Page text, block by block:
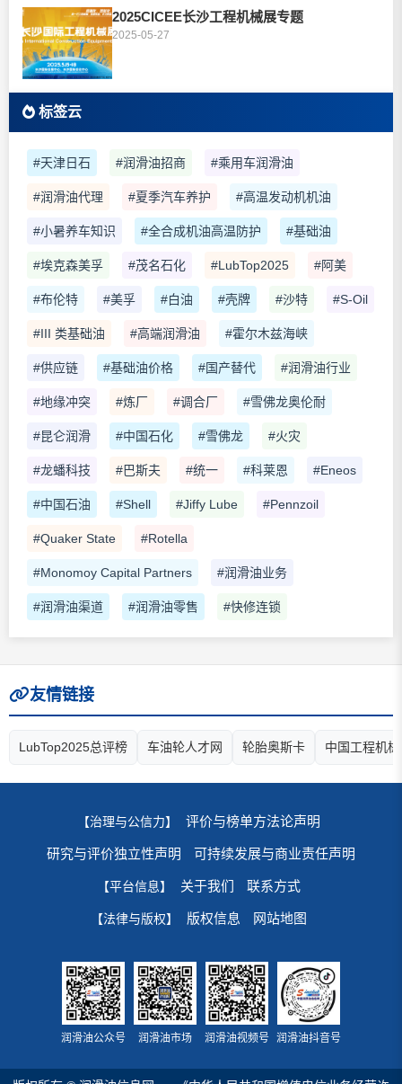
2025CICEE长沙工程机械展专题
2025-05-27
标签云
#天津日石 #润滑油招商 #乘用车润滑油
#润滑油代理 #夏季汽车养护 #高温发动机机油
#小暑养车知识 #全合成机油高温防护 #基础油
#埃克森美孚 #茂名石化 #LubTop2025 #阿美
#布伦特 #美孚 #白油 #壳牌 #沙特 #S-Oil
#III 类基础油 #高端润滑油 #霍尔木兹海峡
#供应链 #基础油价格 #国产替代 #润滑油行业
#地缘冲突 #炼厂 #调合厂 #雪佛龙奥伦耐
#昆仑润滑 #中国石化 #雪佛龙 #火灾
#龙蟠科技 #巴斯夫 #统一 #科莱恩 #Eneos
#中国石油 #Shell #Jiffy Lube #Pennzoil
#Quaker State #Rotella
#Monomoy Capital Partners #润滑油业务
#润滑油渠道 #润滑油零售 #快修连锁
友情链接
LubTop2025总评榜 车油轮人才网 轮胎奥斯卡 中国工程机
【治理与公信力】 评价与榜单方法论声明
研究与评价独立性声明 可持续发展与商业责任声明
【平台信息】 关于我们 联系方式
【法律与版权】 版权信息 网站地图
润滑油公众号 润滑油市场 润滑油视频号 润滑油抖音号